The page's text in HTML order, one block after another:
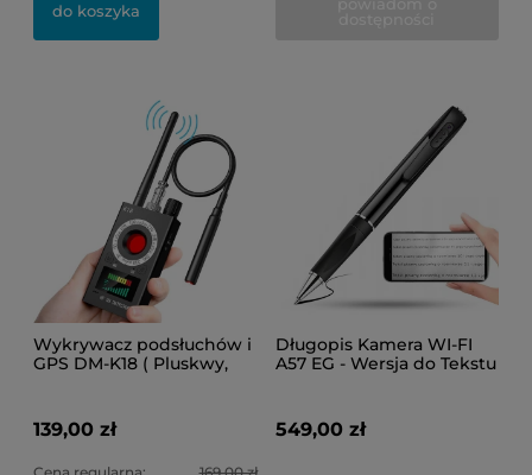
do koszyka
Wykrywacz podsłuchów i
GPS DM-K18 ( Pluskwy,
139,00 zł
Długopis Kamera WI-FI
A57 EG - Wersja do Tekstu
549,00 zł